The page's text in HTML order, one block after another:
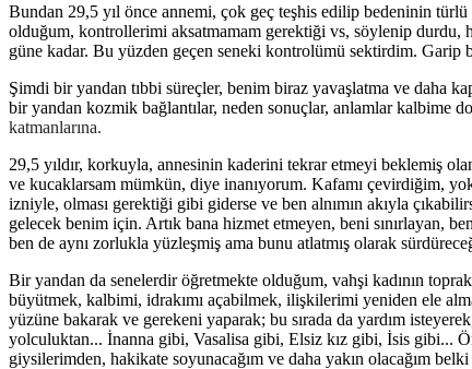
Bundan 29,5 yıl önce annemi, çok geç teşhis edilip bedeninin
olduğum, kontrollerimi aksatmamam gerektiği vs, söylenip durdu,
güne kadar. Bu yüzden geçen seneki kontrolümü sektirdim. Garip
Şimdi bir yandan tıbbi süreçler, benim biraz yavaşlatma ve daha
bir yandan kozmik bağlantılar, neden sonuçlar, anlamlar kalbime
katmanlarına.
29,5 yıldır, korkuyla, annesinin kaderini tekrar etmeyi beklemiş
ve kucaklarsam mümkün, diye inanıyorum. Kafamı çevirdiğim,
izniyle, olması gerektiği gibi giderse ve ben alnımın akıyla
gelecek benim için. Artık bana hizmet etmeyen, beni sınırlayan,
ben de aynı zorlukla yüzleşmiş ama bunu atlatmış olarak
Bir yandan da senelerdir öğretmekte olduğum, vahşi kadının
büyütmek, kalbimi, idrakımı açabilmek, ilişkilerimi yeniden ele
yüzüne bakarak ve gerekeni yaparak; bu sırada da yardım
yolculuktan... İnanna gibi, Vasalisa gibi, Elsiz kız gibi, İsis gibi...
giysilerimden, hakikate soyunacağım ve daha yakın olacağım